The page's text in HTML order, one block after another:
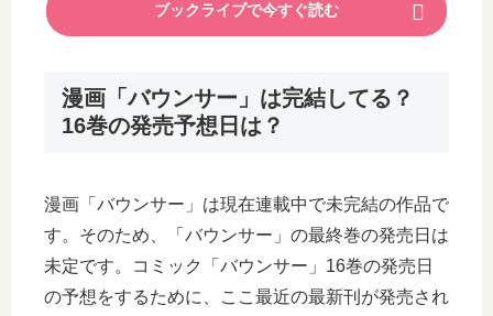
ブックライブで今すぐ読む
漫画「バウンサー」は完結してる？
16巻の発売予想日は？
漫画「バウンサー」は現在連載中で未完結の作品で
す。そのため、「バウンサー」の最終巻の発売日は
未定です。コミック「バウンサー」16巻の発売日
の予想をするために、ここ最近の最新刊が発売され